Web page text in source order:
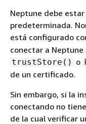
Neptune debe
predeterminada.
está configurado
conectar a
trustStore() o
de un certificado.
Sin embargo, si la
conectando no
de la cual verificar